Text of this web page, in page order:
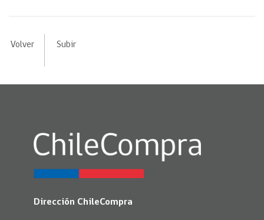
Volver Subir
Dirección ChileCompra